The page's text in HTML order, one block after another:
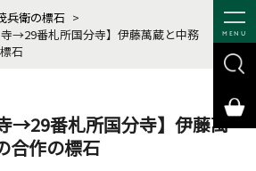
MENU
兵衛の標石 >
寺→29番札所国分寺】伊藤萬蔵と中務
石
→29番札所国分寺】伊藤萬
合作の標石